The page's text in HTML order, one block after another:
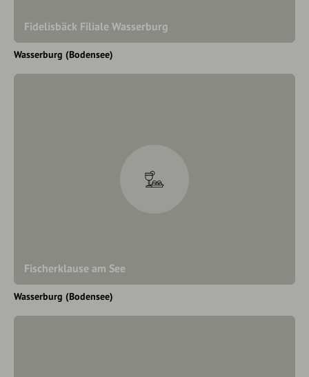
Fidelisbäck Filiale Wasserburg
Wasserburg (Bodensee)
Fischerklause am See
Wasserburg (Bodensee)